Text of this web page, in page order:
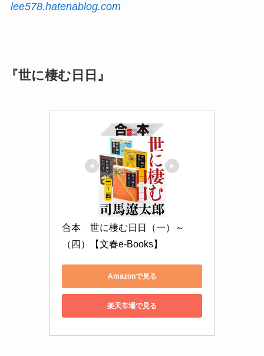
lee578.hatenablog.com
『世に棲む日日』
合本　世に棲む日日（一）～
（四）【文春e-Books】
Amazonで見る
楽天市場で見る